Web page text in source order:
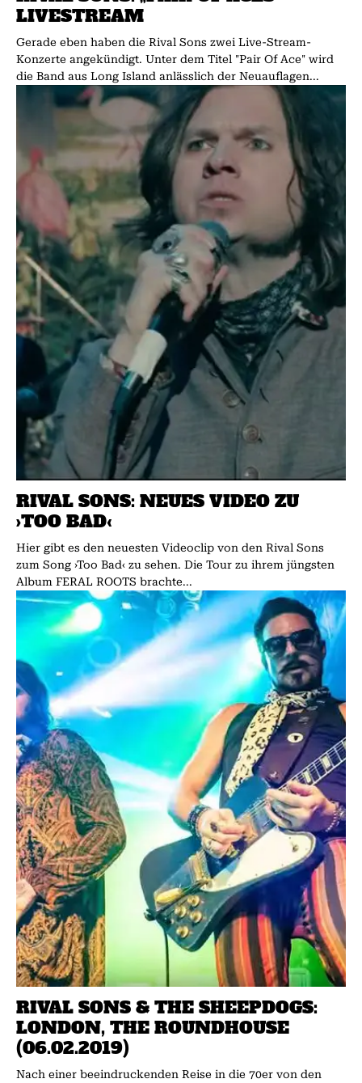
LIVESTREAM
Gerade eben haben die Rival Sons zwei Live-Stream-
Konzerte angekündigt. Unter dem Titel "Pair Of Ace" wird
die Band aus Long Island anlässlich der Neuauflagen...
RIVAL SONS: NEUES VIDEO ZU
›TOO BAD‹
Hier gibt es den neuesten Videoclip von den Rival Sons
zum Song ›Too Bad‹ zu sehen. Die Tour zu ihrem jüngsten
Album FERAL ROOTS brachte...
RIVAL SONS & THE SHEEPDOGS:
LONDON, THE ROUNDHOUSE
(06.02.2019)
Nach einer beeindruckenden Reise in die 70er von den